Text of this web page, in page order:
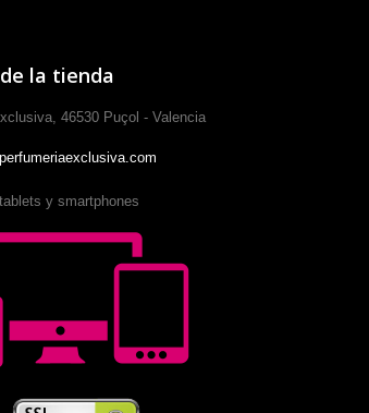
la tienda
46530 Puçol - Valencia
y smartphones